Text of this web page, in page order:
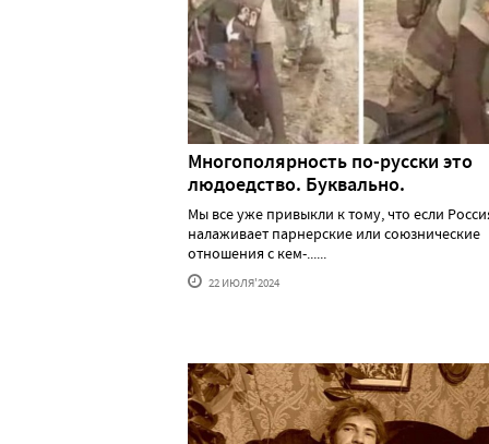
Многополярность по-русски это
людоедство. Буквально.
Мы все уже привыкли к тому, что если
налаживает парнерские или союзнические
отношения с кем-......
22 ИЮЛЯ'2024